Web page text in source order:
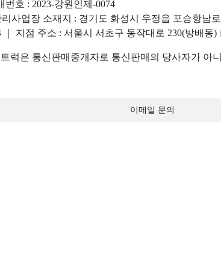
번호 : 2023-강원인제-0074
사업장 소재지 : 경기도 화성시 우정읍 포승항남
지점 주소 : 서울시 서초구 동작대로 230(방배동)
럭은 통신판매중개자로 통신판매의 당사자가 아
이메일 문의